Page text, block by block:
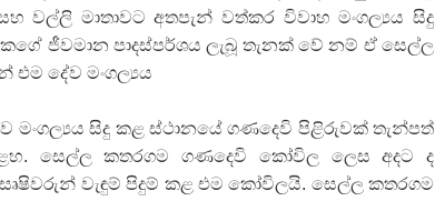
වල්ලි මාතාවට අතපැන් වත්කර විවාහ මංගල්‍යය සිදු
ජීවමාන පාදස්පර්ශය ලැබූ තැනක් වේ නම් ඒ සෙල්ල
දේව මංගල්‍යය
මංගල්‍යය සිදු කළ ස්ථානයේ ගණදෙවි පිළිරුවක් තැන්පත්
සෙල්ල කතරගම ගණදෙවි කෝවිල ලෙස අදට ද
වැඳුම් පිදුම් කළ එම කෝවිලයි. සෙල්ල කතරගම